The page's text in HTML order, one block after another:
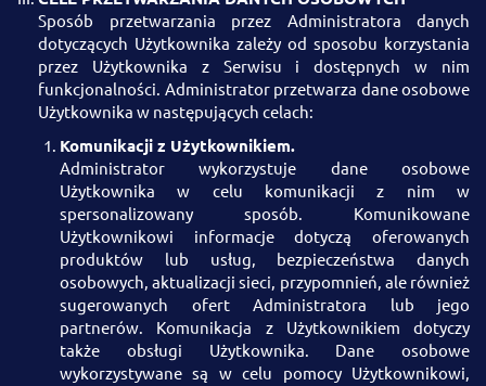
Sposób przetwarzania przez Administratora danych
dotyczących Użytkownika zależy od sposobu korzystania
przez Użytkownika z Serwisu i dostępnych w nim
funkcjonalności. Administrator przetwarza dane osobowe
Użytkownika w następujących celach:
Komunikacji z Użytkownikiem.
Administrator wykorzystuje dane osobowe
Użytkownika w celu komunikacji z nim w
spersonalizowany sposób. Komunikowane
Użytkownikowi informacje dotyczą oferowanych
produktów lub usług, bezpieczeństwa danych
osobowych, aktualizacji sieci, przypomnień, ale również
sugerowanych ofert Administratora lub jego
partnerów. Komunikacja z Użytkownikiem dotyczy
także obsługi Użytkownika. Dane osobowe
wykorzystywane są w celu pomocy Użytkownikowi,